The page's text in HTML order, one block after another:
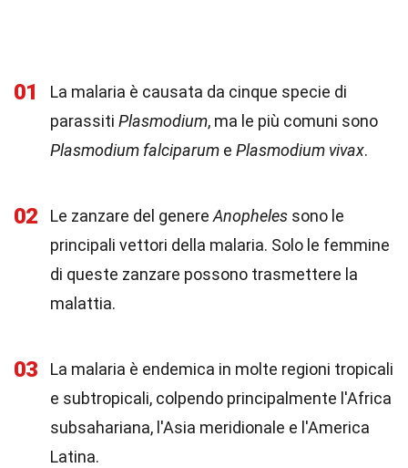
01
La malaria è causata da cinque specie di
parassiti Plasmodium, ma le più comuni sono
Plasmodium falciparum e Plasmodium vivax.
02 Le zanzare del genere Anopheles sono le
principali vettori della malaria. Solo le femmine
di queste zanzare possono trasmettere la
malattia.
03
La malaria è endemica in molte regioni tropicali
e subtropicali, colpendo principalmente l'Africa
subsahariana, l'Asia meridionale e l'America
Latina.